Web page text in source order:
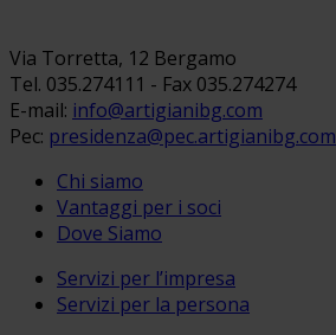
Via Torretta, 12 Bergamo
Tel. 035.274111 - Fax 035.274274
E-mail: info@artigianibg.com
Pec: presidenza@pec.artigianibg.com
Chi siamo
Vantaggi per i soci
Dove Siamo
Servizi per l’impresa
Servizi per la persona